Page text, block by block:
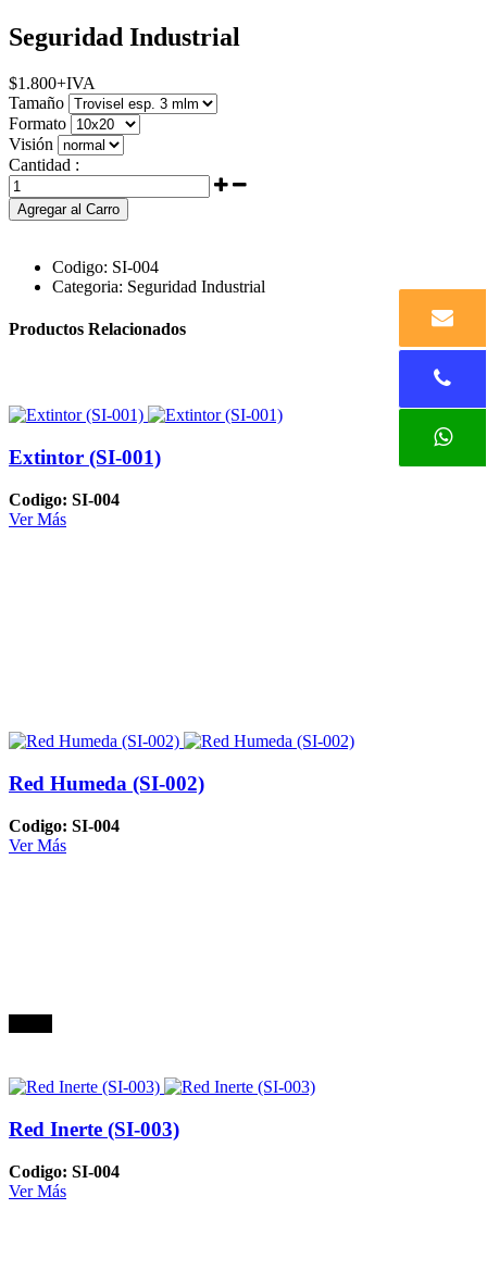
Seguridad Industrial
$1.800+IVA
Tamaño
Formato
Visión
Cantidad :
Agregar al Carro
Codigo: SI-004
Categoria: Seguridad Industrial
Productos Relacionados
Extintor (SI-001)
Codigo: SI-004
Ver Más
Red Humeda (SI-002)
Codigo: SI-004
Ver Más
Red Inerte (SI-003)
Codigo: SI-004
Ver Más